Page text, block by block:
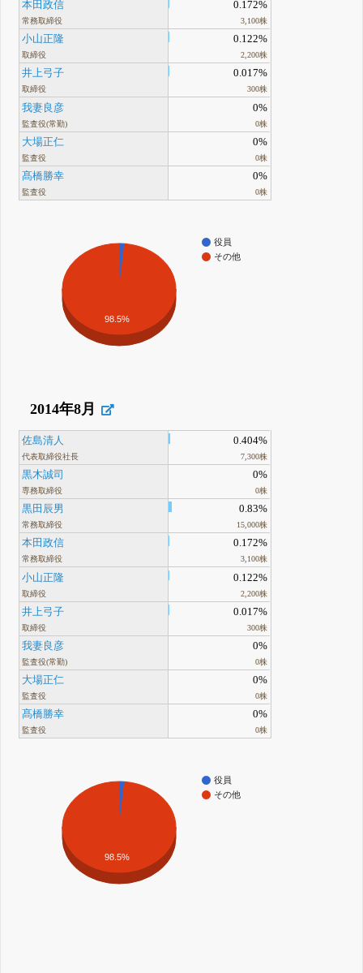
本田政信
常務取締役
0.172%
3,100株
小山正隆
取締役
0.122%
2,200株
井上弓子
取締役
0.017%
300株
我妻良彦
監査役(常勤)
0%
0株
大場正仁
監査役
0%
0株
髙橋勝幸
監査役
0%
0株
役員
その他
98.5%
2014年8月
佐島清人
代表取締役社長
0.404%
7,300株
黒木誠司
専務取締役
0%
0株
黒田辰男
常務取締役
0.83%
15,000株
本田政信
常務取締役
0.172%
3,100株
小山正隆
取締役
0.122%
2,200株
井上弓子
取締役
0.017%
300株
我妻良彦
監査役(常勤)
0%
0株
大場正仁
監査役
0%
0株
髙橋勝幸
監査役
0%
0株
役員
その他
98.5%